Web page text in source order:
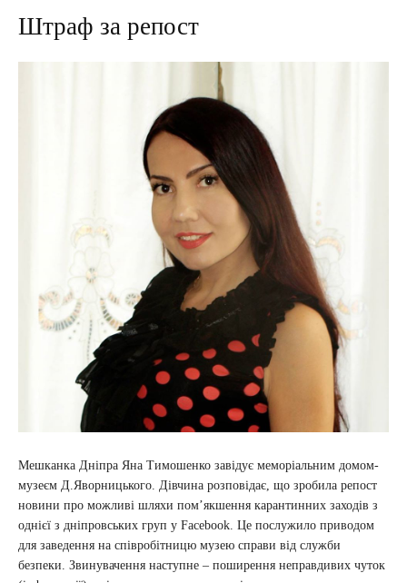
Штраф за репост
Мешканка Дніпра Яна Тимошенко завідує меморіальним домом-
музеєм Д.Яворницького. Дівчина розповідає, що зробила репост
новини про можливі шляхи пом’якшення карантинних заходів з
однієї з дніпровських груп у Facebook. Це послужило приводом
для заведення на співробітницю музею справи від служби
безпеки. Звинувачення наступне – поширення неправдивих чуток